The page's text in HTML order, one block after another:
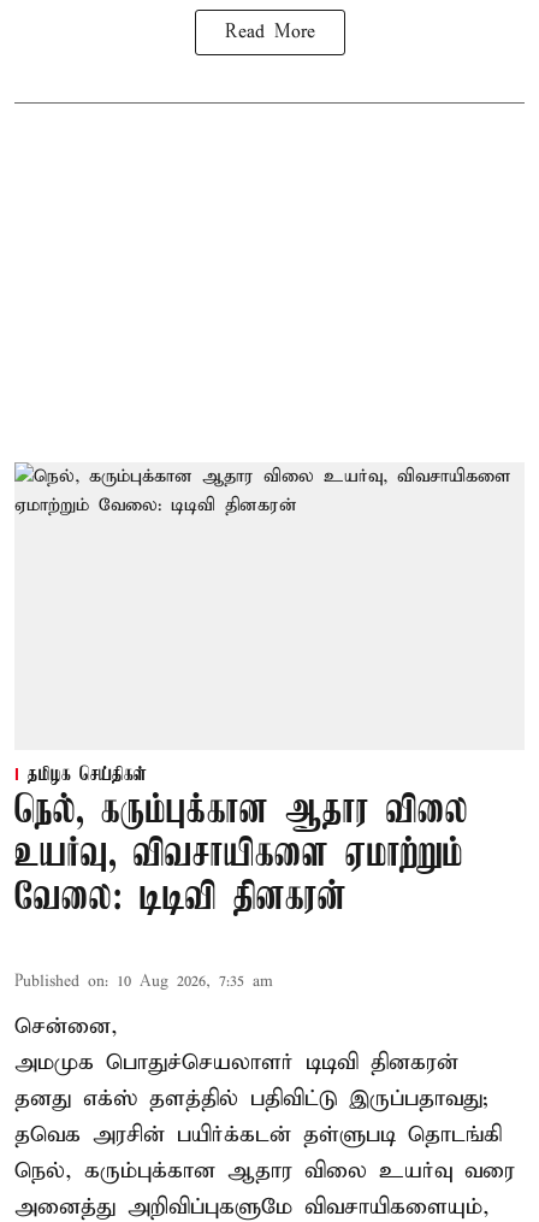
Read More
தமிழக செய்திகள்
நெல், கரும்புக்கான ஆதார விலை
உயர்வு, விவசாயிகளை ஏமாற்றும்
வேலை: டிடிவி தினகரன்
Published on: 10 Aug 2026, 7:35 am
சென்னை,
அமமுக பொதுச்செயலாளர் டிடிவி தினகரன்
தனது எக்ஸ் தளத்தில் பதிவிட்டு இருப்பதாவது;
தவெக அரசின் பயிர்க்கடன் தள்ளுபடி தொடங்கி
நெல், கரும்புக்கான ஆதார விலை உயர்வு வரை
அனைத்து அறிவிப்புகளுமே விவசாயிகளையும்,